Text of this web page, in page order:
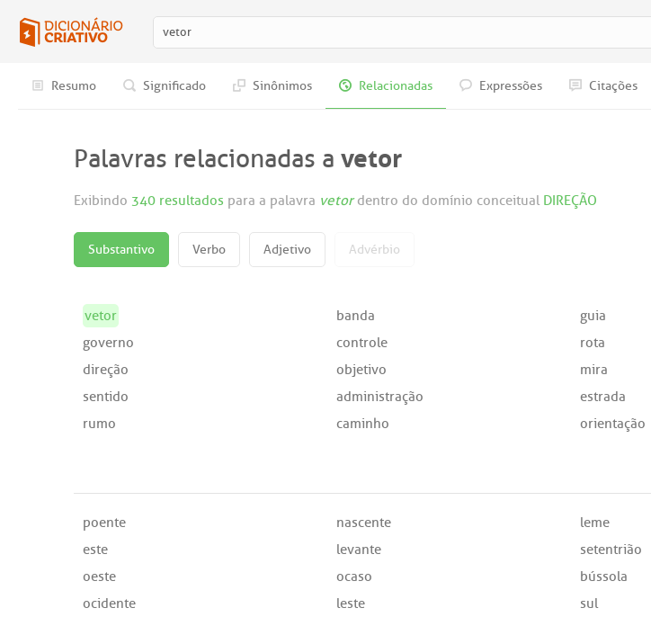
Resumo Significado Sinônimos Relacionadas Expressões Citações
Palavras relacionadas a vetor
Exibindo 340 resultados para a palavra vetordentro do domínio conceitual DIREÇÃO
Substantivo Verbo Adjetivo Advérbio
vetor
governo
direção
sentido
rumo
banda
controle
objetivo
administração
caminho
guia
rota
mira
estrada
orientação
poente
este
oeste
ocidente
nascente
levante
ocaso
leste
leme
setentrião
bússola
sul